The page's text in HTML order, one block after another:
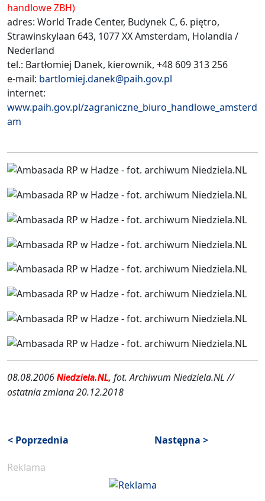
handlowe ZBH)
adres: World Trade Center, Budynek C, 6. piętro,
Strawinskylaan 643, 1077 XX Amsterdam, Holandia /
Nederland
tel.: Bartłomiej Danek, kierownik, +48 609 313 256
e-mail: bartlomiej.danek@paih.gov.pl
internet:
www.paih.gov.pl/zagraniczne_biuro_handlowe_amsterd
am
08.08.2006 Niedziela.NL, fot. Archiwum Niedziela.NL //
ostatnia zmiana 20.12.2018
< Poprzednia Następna >
Reklama